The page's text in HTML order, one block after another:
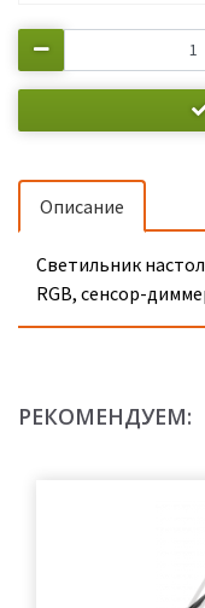
Описание
Светильник
RGB, сенсор-
РЕКОМЕНДУЕМ: